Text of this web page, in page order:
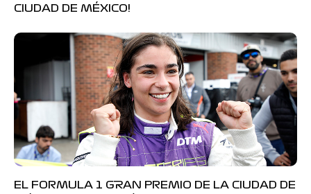
CIUDAD DE MÉXICO!
EL FORMULA 1 GRAN PREMIO DE LA CIUDAD DE